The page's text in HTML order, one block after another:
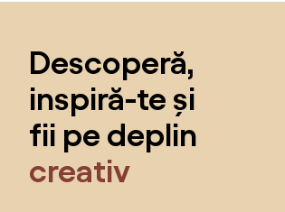
Descoperă,
inspiră-te și
fii pe deplin
creativ